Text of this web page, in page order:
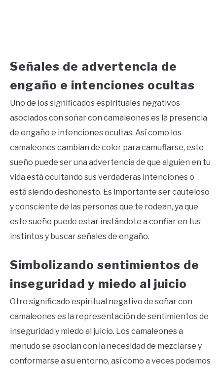
Señales de advertencia de
engaño e intenciones ocultas
Uno de los significados espirituales negativos
asociados con soñar con camaleones es la presencia
de engaño e intenciones ocultas. Así como los
camaleones cambian de color para camuflarse, este
sueño puede ser una advertencia de que alguien en tu
vida está ocultando sus verdaderas intenciones o
está siendo deshonesto. Es importante ser cauteloso
y consciente de las personas que te rodean, ya que
este sueño puede estar instándote a confiar en tus
instintos y buscar señales de engaño.
Simbolizando sentimientos de
inseguridad y miedo al juicio
Otro significado espiritual negativo de soñar con
camaleones es la representación de sentimientos de
inseguridad y miedo al juicio. Los camaleones a
menudo se asocian con la necesidad de mezclarse y
conformarse a su entorno, así como a veces podemos